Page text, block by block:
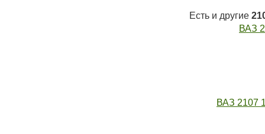
Есть и другие
ВАЗ
ВАЗ 2107